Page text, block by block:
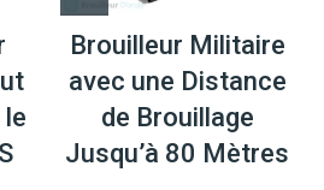
le
Brouilleur Militaire
avec une Distance
de Brouillage
Jusqu’à 80 Mètres